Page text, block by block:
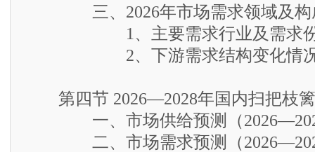
三、2026年市场需求领域及构
1、主要需求行业及需求份
2、下游需求结构变化情况
第四节 2026—2028年国内扫把枝篱
一、市场供给预测（
二、市场需求预测（